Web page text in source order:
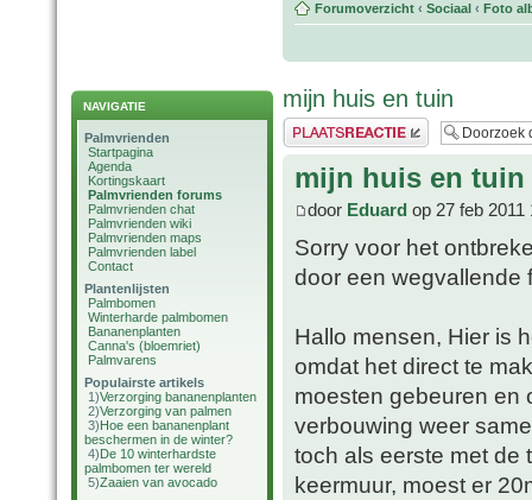
NAVIGATIE
Palmvrienden
Startpagina
Agenda
Kortingskaart
Palmvrienden forums
Palmvrienden chat
Palmvrienden wiki
Palmvrienden maps
Palmvrienden label
Contact
Plantenlijsten
Palmbomen
Winterharde palmbomen
Bananenplanten
Canna's (bloemriet)
Palmvarens
Populairste artikels
1)Verzorging bananenplanten
2)Verzorging van palmen
3)Hoe een bananenplant
beschermen in de winter?
4)De 10 winterhardste
palmbomen ter wereld
5)Zaaien van avocado
Forumoverzicht ‹ Sociaal ‹ Foto
mijn huis en tuin
Plaats een reactie
mijn huis en tuin
door Eduard op 27 feb 2011
Sorry voor het
door een wegvallende
Hallo mensen, Hier is
omdat het direct te
moesten gebeuren en
verbouwing weer
toch als eerste met de
keermuur, moest er